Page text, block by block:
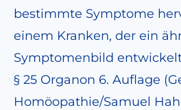
bestimmte Symptome
einem Kranken, der ein
Symptomenbild
§ 25 Organon 6. Auflage
Homöopathie/Samuel